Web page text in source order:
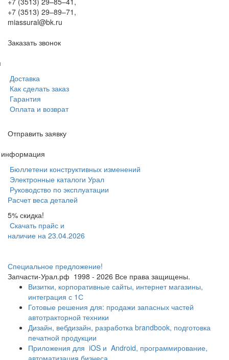
+7 (3513) 29–89–71 ,
miassural@bk.ru
Заказать звонок
Доставка
Как сделать заказ
Гарантия
Оплата и возврат
Отправить заявку
информация
Бюллетени конструктивных изменений
Электронные каталоги Урал
Руководство по эксплуатации
Расчет веса деталей
5% скидка!
Скачать прайс и
наличие на 23.04.2026
Специальное предложение!
Запчасти-Урал.рф 1998 - 2026 Все права защищены.
Визитки, корпоративные сайты, интернет магазины,
интеграция с 1С
Готовые решения для: продажи запасных частей
автотракторной техники
Дизайн, вебдизайн, разработка brandbook, подготовка
печатной продукции
Приложения для iOS и Android, программирование,
автоматизация бизнеса